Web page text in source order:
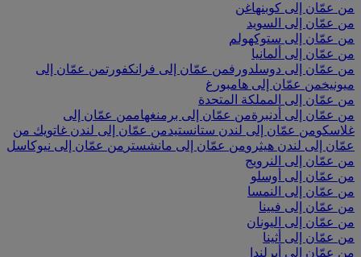
من عمّان إلى كوبنهاغن
من عمّان إلى السويد
من عمّان إلى ستوكهولم
من عمّان إلى ألمانيا
من عمّان إلى دوسلدورفمن عمّان إلى فرانكفورتمن عمّان إلى
ميونيخمن عمّان إلى هامبورغ
من عمّان إلى المملكة المتحدة
من عمّان إلى أدنبرةمن عمّان إلى برمنغهاممن عمّان إلى
غلاسكومن عمّان إلى لندن ستانستيدمن عمّان إلى لندن غاتويك من
عمّان إلى لندن هيثرومن عمّان إلى مانشستر من عمّان إلى نيوكاسل
من عمّان إلى النرويج
من عمّان إلى أوسلو
من عمّان إلى النمسا
من عمّان إلى فيينا
من عمّان إلى اليونان
من عمّان إلى أثينا
من عمّان إلى أيرلندا